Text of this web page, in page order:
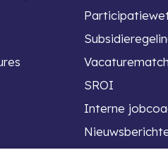
SROI
Interne